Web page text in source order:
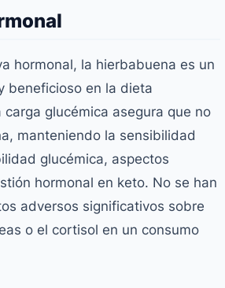
hormonal, la hierbabuena es un
beneficioso en la dieta
carga glucémica asegura que no
manteniendo la sensibilidad
glucémica, aspectos
hormonal en keto. No se han
adversos significativos sobre
o el cortisol en un consumo